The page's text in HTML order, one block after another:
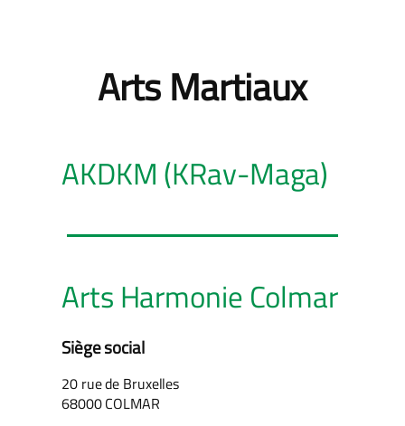
Arts Martiaux
AKDKM (KRav-Maga)
Arts Harmonie Colmar
Siège social
20 rue de Bruxelles
68000 COLMAR